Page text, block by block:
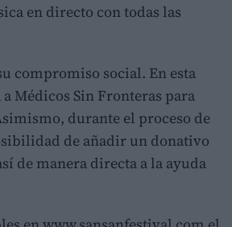
en directo con todas las
compromiso social. En esta
Médicos Sin Fronteras para
durante el proceso de
de añadir un donativo
de manera directa a la ayuda